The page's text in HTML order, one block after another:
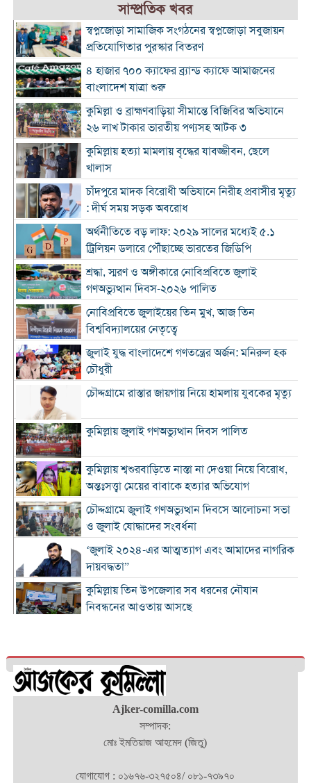
সাম্প্রতিক খবর
স্বপ্নজোড়া সামাজিক সংগঠনের স্বপ্নজোড়া সবুজায়ন
প্রতিযোগিতার পুরস্কার বিতরণ
৪ হাজার ৭০০ ক্যাফের ব্র্যান্ড ক্যাফে আমাজনের
বাংলাদেশ যাত্রা শুরু
কুমিল্লা ও ব্রাহ্মণবাড়িয়া সীমান্তে বিজিবির অভিযানে
২৬ লাখ টাকার ভারতীয় পণ্যসহ আটক ৩
কুমিল্লায় হত্যা মামলায় বৃদ্ধের যাবজ্জীবন, ছেলে
খালাস
চাঁদপুরে মাদক বিরোধী অভিযানে নিরীহ প্রবাসীর মৃত্যু
: দীর্ঘ সময় সড়ক অবরোধ
অর্থনীতিতে বড় লাফ: ২০২৯ সালের মধ্যেই ৫.১
ট্রিলিয়ন ডলারে পৌঁছাচ্ছে ভারতের জিডিপি
শ্রদ্ধা, স্মরণ ও অঙ্গীকারে নোবিপ্রবিতে জুলাই
গণঅভ্যুত্থান দিবস-২০২৬ পালিত
নোবিপ্রবিতে জুলাইয়ের তিন মুখ, আজ তিন
বিশ্ববিদ্যালয়ের নেতৃত্বে
জুলাই যুদ্ধ বাংলাদেশে গণতন্ত্রের অর্জন: মনিরুল হক
চৌধুরী
চৌদ্দগ্রামে রাস্তার জায়গায় নিয়ে হামলায় যুবকের মৃত্যু
কুমিল্লায় জুলাই গণঅভ্যুত্থান দিবস পালিত
কুমিল্লায় শ্বশুরবাড়িতে নাস্তা না দেওয়া নিয়ে বিরোধ,
অন্তঃসত্ত্বা মেয়ের বাবাকে হত্যার অভিযোগ
চৌদ্দগ্রামে জুলাই গণঅভ্যুত্থান দিবসে আলোচনা সভা
ও জুলাই যোদ্ধাদের সংবর্ধনা
‘জুলাই ২০২৪-এর আত্মত্যাগ এবং আমাদের নাগরিক
দায়বদ্ধতা”
কুমিল্লায় তিন উপজেলার সব ধরনের নৌযান
নিবন্ধনের আওতায় আসছে
দাউদকান্দিতে ৫২ কেজি গাঁজাসহ প্রাইভেট কার জব্দ,
আটক ১
কুমিল্লার ৫ হাসপাতাল-ডায়াগনস্টিক সাময়িকভাবে
জুলাই গণ-অভ্যুত্থান দিবস উপলক্ষে নোবিপ্রবিতে
Ajker-comilla.com
সম্পাদক:
মোঃ ইমতিয়াজ আহমেদ (জিতু)
যোগাযোগ : ০১৬৭৬-৩২৭৫০৪/ ০৮১-৭৩৯৭০